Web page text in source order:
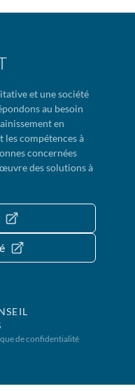
et une société
au besoin
en
les compétences à
concernées
des solutions à
de confidentialité